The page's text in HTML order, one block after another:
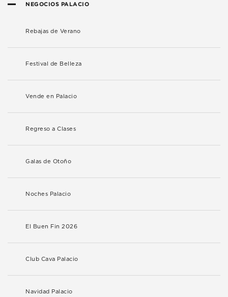
NEGOCIOS PALACIO
Rebajas de Verano
Festival de Belleza
Vende en Palacio
Regreso a Clases
Galas de Otoño
Noches Palacio
El Buen Fin 2026
Club Cava Palacio
Navidad Palacio